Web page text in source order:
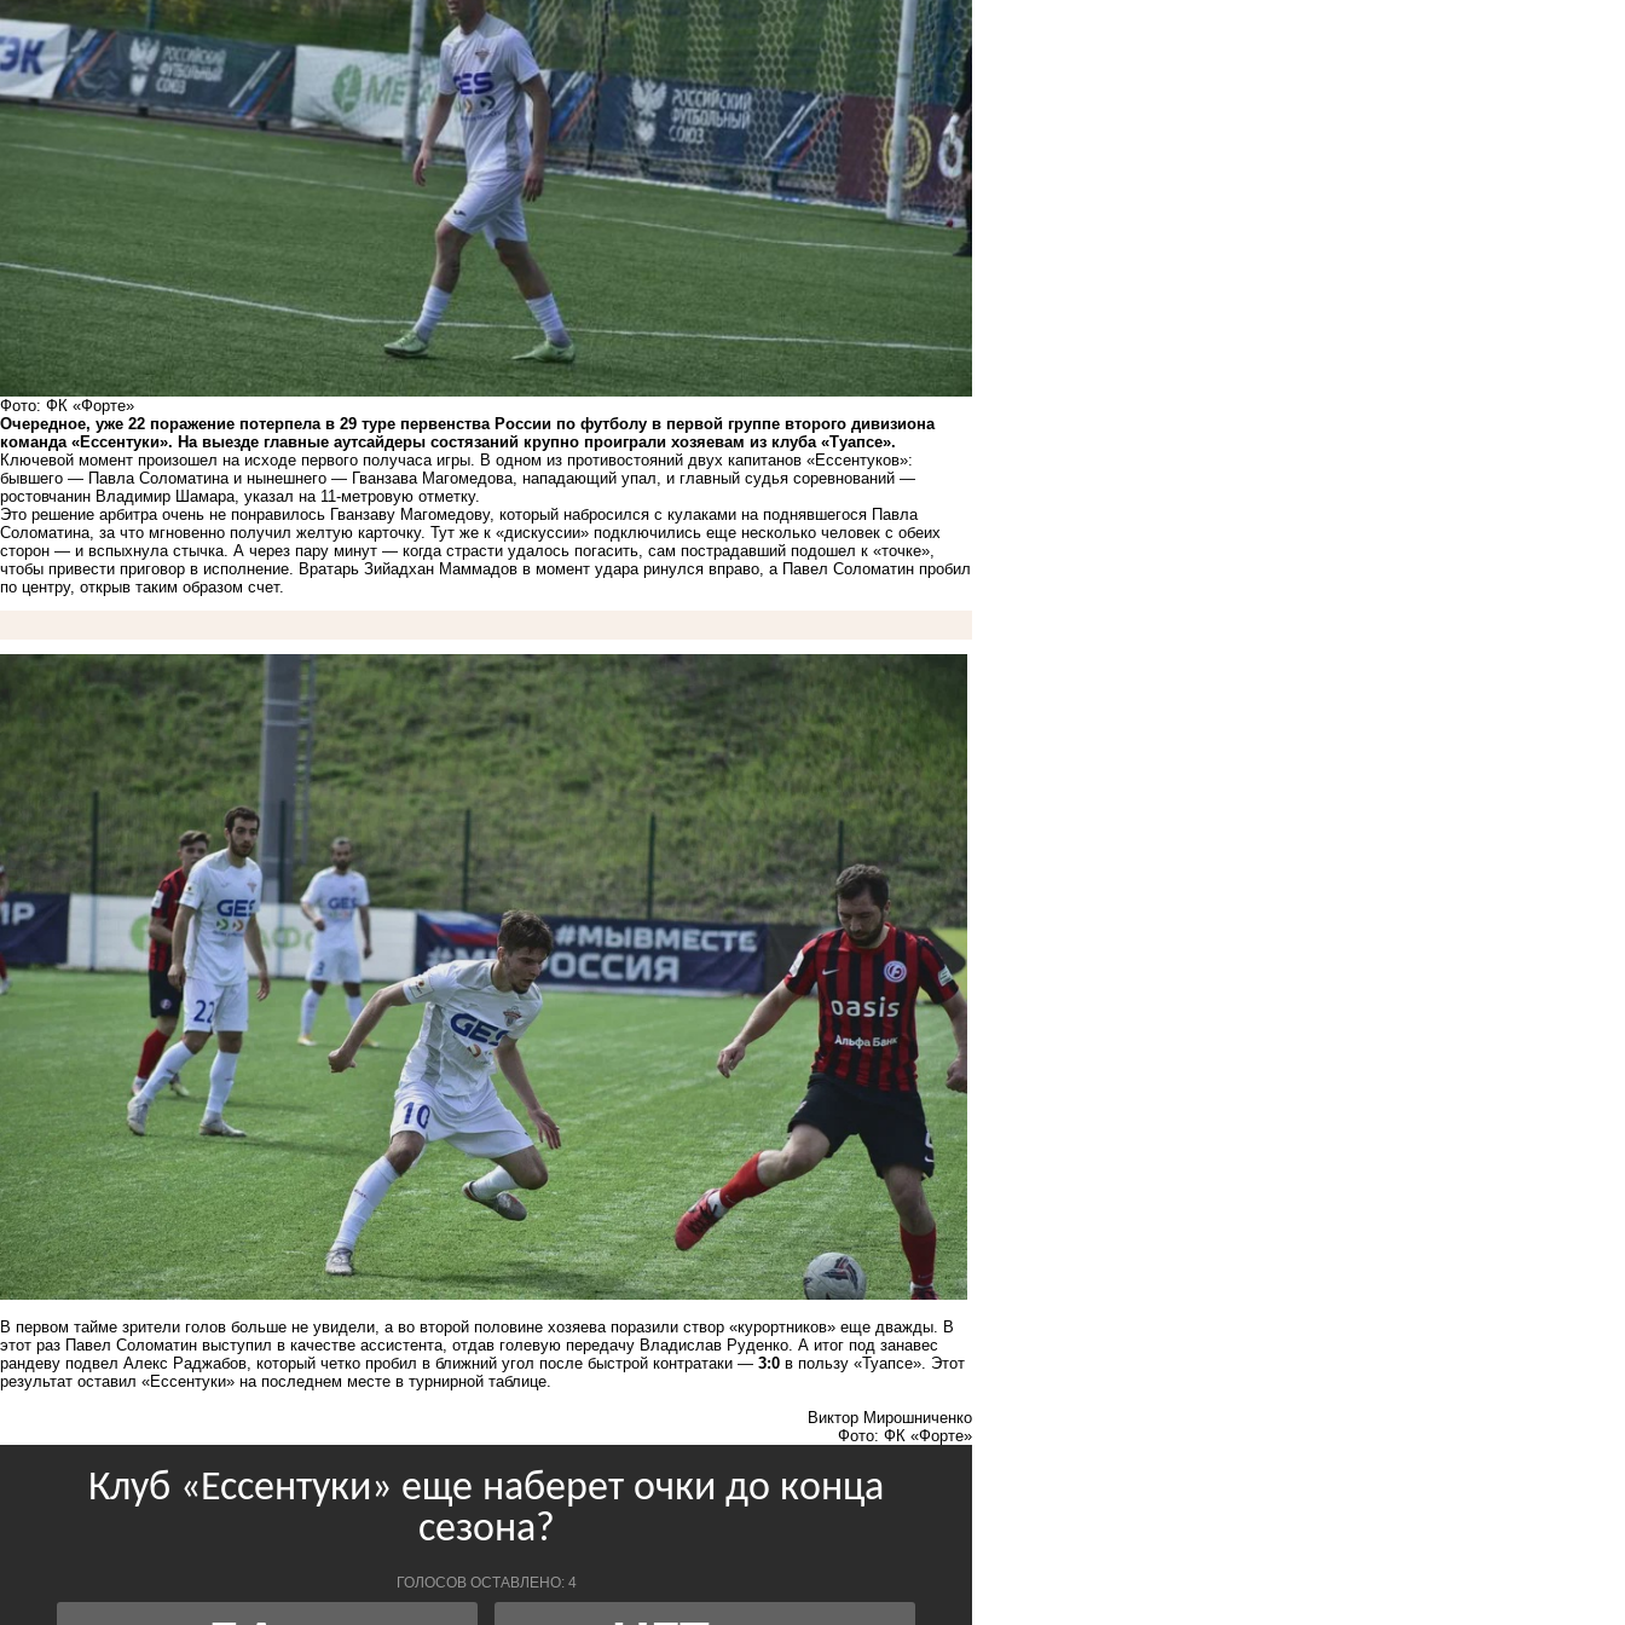
Фото: ФК «Форте»
Очередное, уже 22 поражение потерпела в 29 туре первенства России по футболу в первой группе второго дивизиона
команда «Ессентуки». На выезде главные аутсайдеры состязаний крупно проиграли хозяевам из клуба «Туапсе».
Ключевой момент произошел на исходе первого получаса игры. В одном из противостояний двух капитанов «Ессентуков»:
бывшего — Павла Соломатина и нынешнего — Гванзава Магомедова, нападающий упал, и главный судья соревнований —
ростовчанин Владимир Шамара, указал на 11-метровую отметку.
Это решение арбитра очень не понравилось Гванзаву Магомедову, который набросился с кулаками на поднявшегося Павла
Соломатина, за что мгновенно получил желтую карточку. Тут же к «дискуссии» подключились еще несколько человек с обеих
сторон — и вспыхнула стычка. А через пару минут — когда страсти удалось погасить, сам пострадавший подошел к «точке»,
чтобы привести приговор в исполнение. Вратарь Зийадхан Маммадов в момент удара ринулся вправо, а Павел Соломатин пробил
по центру, открыв таким образом счет.
В первом тайме зрители голов больше не увидели, а во второй половине хозяева поразили створ «курортников» еще дважды. В
этот раз Павел Соломатин выступил в качестве ассистента, отдав голевую передачу Владислав Руденко. А итог под занавес
рандеву подвел Алекс Раджабов, который четко пробил в ближний угол после быстрой контратаки — 3:0 в пользу «Туапсе». Этот
результат оставил «Ессентуки» на последнем месте в турнирной таблице.
Виктор Мирошниченко
Фото: ФК «Форте»